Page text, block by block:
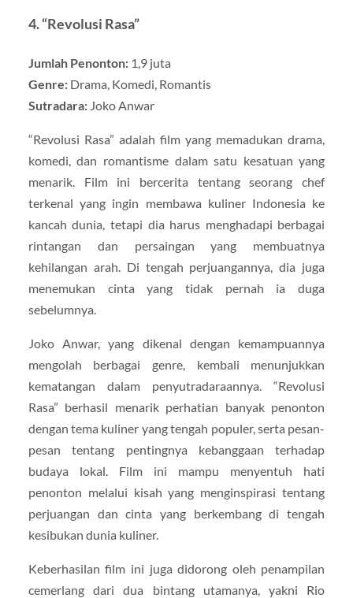
4.“Revolusi Rasa”
Jumlah Penonton:1,9 juta
Genre:Drama, Komedi, Romantis
Sutradara:Joko Anwar
“Revolusi Rasa” adalah film yang memadukan drama,
komedi, dan romantisme dalam satu kesatuan yang
menarik. Film ini bercerita tentang seorang chef
terkenal yang ingin membawa kuliner Indonesia ke
kancah dunia, tetapi dia harus menghadapi berbagai
rintangan dan persaingan yang membuatnya
kehilangan arah. Di tengah perjuangannya, dia juga
menemukan cinta yang tidak pernah ia duga
sebelumnya.
Joko Anwar, yang dikenal dengan kemampuannya
mengolah berbagai genre, kembali menunjukkan
kematangan dalam penyutradaraannya. “Revolusi
Rasa” berhasil menarik perhatian banyak penonton
dengan tema kuliner yang tengah populer, serta pesan-
pesan tentang pentingnya kebanggaan terhadap
budaya lokal. Film ini mampu menyentuh hati
penonton melalui kisah yang menginspirasi tentang
perjuangan dan cinta yang berkembang di tengah
kesibukan dunia kuliner.
Keberhasilan film ini juga didorong oleh penampilan
cemerlang dari dua bintang utamanya, yakni Rio